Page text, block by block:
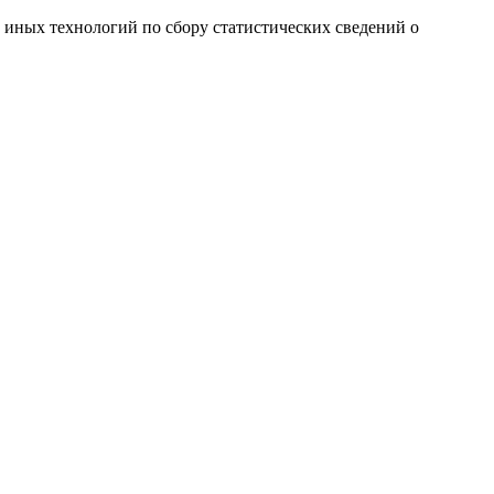
технологий по сбору статистических сведений о